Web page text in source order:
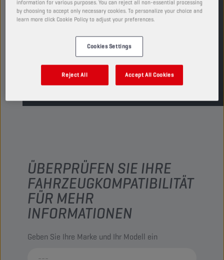
Verfügbare Verpackungsgrößen anzeigen
HÄNDLER FINDEN
TDS MSDS
ÜBERPRÜFEN SIE IHRE
FAHRZEUGKOMPATIBILITÄT
FÜR MEHR
INFORMATIONEN
Geben Sie Ihre Marke und Ihr Modell ein
information for various purposes. You can reject all non-essential processing
by choosing to accept only necessary cookies. To personalize your choice and
learn more click Cookie Policy to adjust your preferences.
Cookies Settings
Reject All Accept All Cookies